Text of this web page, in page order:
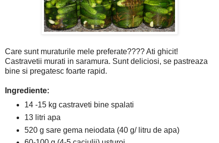
Care sunt muraturile mele preferate???? Ati ghicit!
Castravetii murati in saramura. Sunt deliciosi, se pastreaza
bine si pregatesc foarte rapid.
Ingrediente:
14 -15 kg castraveti bine spalati
13 litri apa
520 g sare gema neiodata (40 g/ litru de apa)